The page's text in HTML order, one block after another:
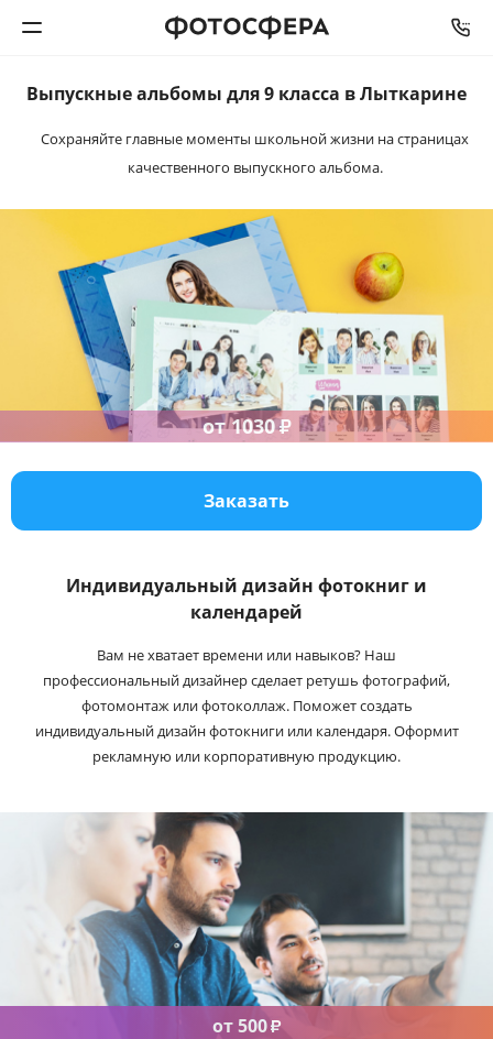
Печать фото
Интерьерная печать
Фотоподарки
Багетная мастерская
Услуги и сервис
Магазин
Выпускные альбомы для 9 класса в Лыткарине
Сохраняйте главные моменты школьной жизни настраницах
качественного выпускного альбома.
Заказать
от1030₽
Индивидуальный дизайн фотокниг и
календарей
от 500₽
Вам не хватает времени или навыков? Наш
профессиональный дизайнер сделает ретушь фотографий,
фотомонтаж или фотоколлаж. Поможет создать
индивидуальный дизайн фотокниги или календаря. Оформит
рекламную или корпоративную продукцию.